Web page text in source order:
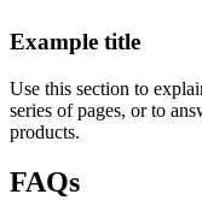
Example title
Use this section to
series of pages, or to
products.
FAQs